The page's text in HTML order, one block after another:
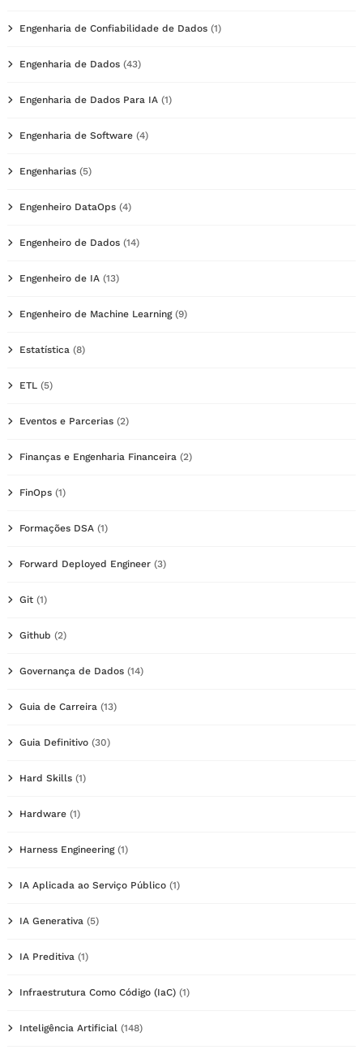
Engenharia de Confiabilidade de Dados (1)
Engenharia de Dados (43)
Engenharia de Dados Para IA (1)
Engenharia de Software (4)
Engenharias (5)
Engenheiro DataOps (4)
Engenheiro de Dados (14)
Engenheiro de IA (13)
Engenheiro de Machine Learning(9)
Estatística (8)
ETL (5)
Eventos e Parcerias (2)
Finanças e Engenharia Financeira (2)
FinOps (1)
Formações DSA (1)
Forward Deployed Engineer (3)
Git (1)
Github (2)
Governança de Dados (14)
Guia de Carreira (13)
Guia Definitivo (30)
Hard Skills (1)
Hardware (1)
Harness Engineering(1)
IA Aplicada ao Serviço Público (1)
IA Generativa (5)
IA Preditiva (1)
Infraestrutura Como Código (IaC) (1)
Inteligência Artificial (148)